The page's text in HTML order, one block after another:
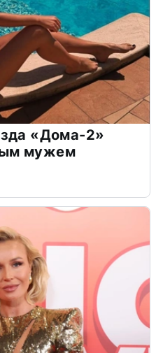
«Дома-2»
мужем